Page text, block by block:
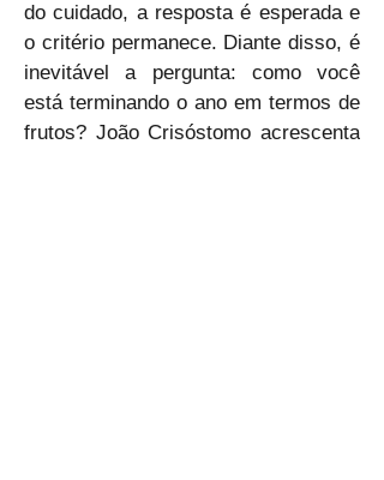
do cuidado, a resposta é esperada e
o critério permanece. Diante disso, é
inevitável a pergunta: como você
está terminando o ano em termos de
frutos? João Crisóstomo acrescenta